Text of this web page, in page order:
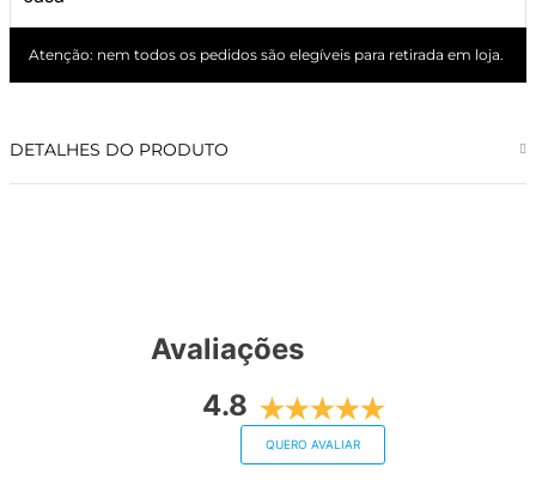
Atenção: nem todos os pedidos são elegíveis para retirada em loja.
DETALHES DO PRODUTO
Avaliações
4.8
QUERO AVALIAR